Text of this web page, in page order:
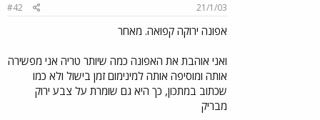
21/1/03
#42
אפונה ירוקה קפואה. מאחר
ואני אוהבת את האפונה כמה שיותר טריה אני מפשירה
אותה ומוסיפה אותה למינימום זמן בישול ולא כמו
שכתוב במתכון, כך היא גם שומרת על צבע ירוק
מבריק